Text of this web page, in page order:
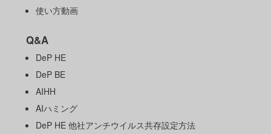
使い方動画
Q&A
DeP HE
DeP BE
AIHH
AIハミング
DeP HE 他社アンチウイルス共存設定方法